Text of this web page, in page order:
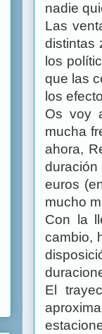
nadie
Las
distintas
los
que las
los
Os voy
mucha
ahora,
euros
mucho
Con la
cambio,
El